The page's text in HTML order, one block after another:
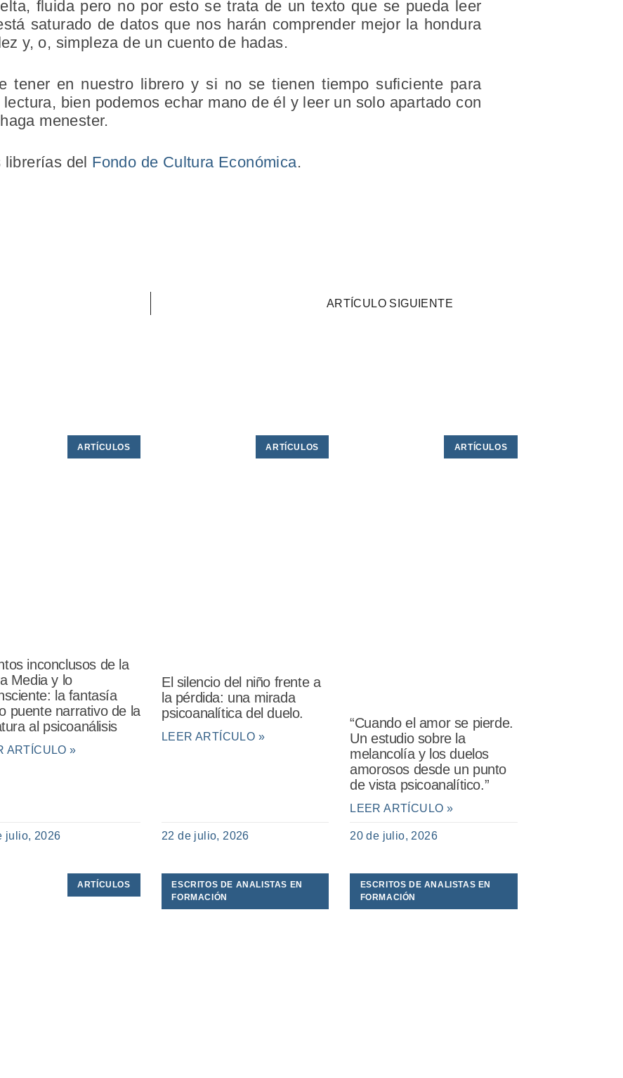
fluida pero no por esto se trata de un texto que se pueda leer
saturado de datos que nos harán comprender mejor la hondura
y, o, simpleza de un cuento de hadas.
tener en nuestro librero y si no se tienen tiempo suficiente para
bien podemos echar mano de él y leer un solo apartado con
menester.
librerías del Fondo de Cultura Económica.
ARTÍCULO SIGUIENTE
ARTÍCULOS
inconclusos de la
Media y lo
la fantasía
puente narrativo de la
al psicoanálisis
ARTÍCULO »
julio, 2026
ARTÍCULOS
El silencio del niño frente a
la pérdida: una mirada
psicoanalítica del duelo.
LEER ARTÍCULO »
22 de julio, 2026
ARTÍCULOS
“Cuando el amor se pierde.
Un estudio sobre la
melancolía y los duelos
amorosos desde un punto
de vista psicoanalítico.”
LEER ARTÍCULO »
20 de julio, 2026
ARTÍCULOS
ESCRITOS DE ANALISTAS EN
FORMACIÓN
ESCRITOS DE ANALISTAS EN
FORMACIÓN